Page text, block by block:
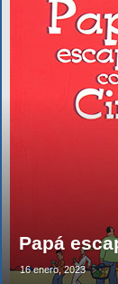
Papá
16 enero, 2023